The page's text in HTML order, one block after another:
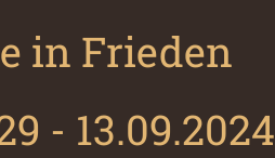
in Frieden
- 13.09.2024